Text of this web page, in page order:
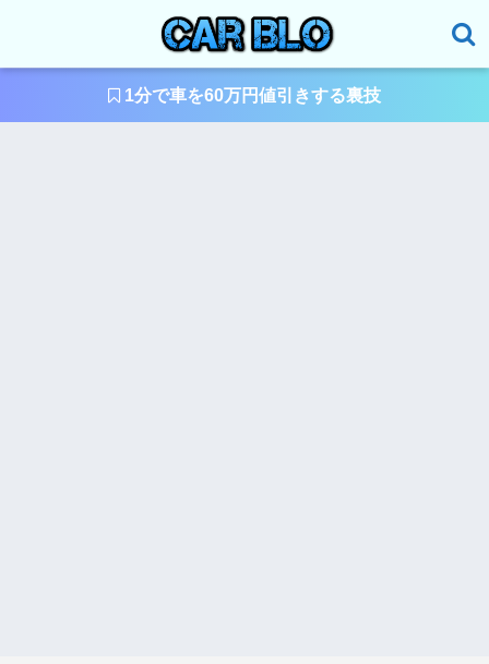
1分で車を60万円値引きする裏技